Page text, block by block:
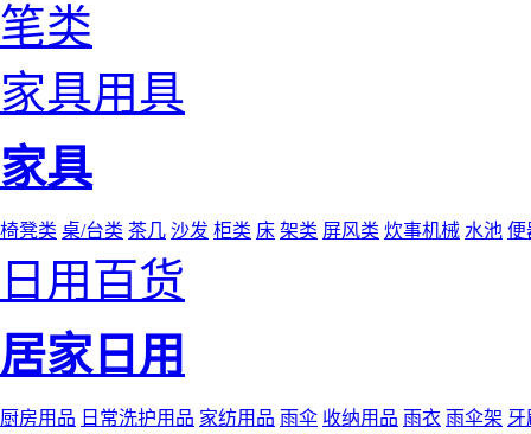
笔类
家具用具
家具
椅凳类 桌/台类 茶几 沙发 柜类 床 架类 屏风类 炊事机械 水池 便
日用百货
居家日用
厨房用品 日常洗护用品 家纺用品 雨伞 收纳用品 雨衣 雨伞架 牙